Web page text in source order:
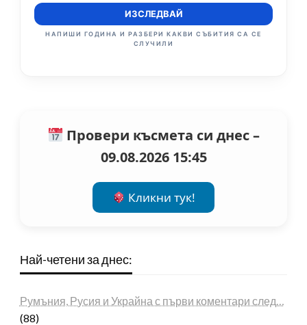
ИЗСЛЕДВАЙ
НАПИШИ ГОДИНА И РАЗБЕРИ КАКВИ СЪБИТИЯ СА СЕ
СЛУЧИЛИ
Провери късмета си днес –
09.08.2026 15:45
Кликни тук!
Най-четени за днес:
Румъния, Русия и Украйна с първи коментари след…
(88)